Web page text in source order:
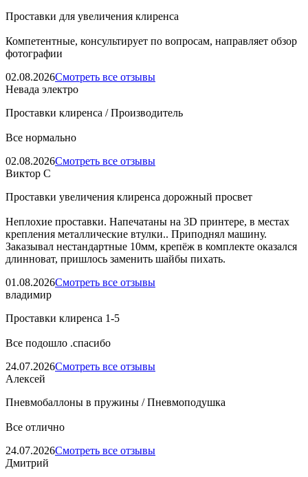
Проставки для увеличения клиренса
Компетентные, консультирует по вопросам, направляет обзор
фотографии
02.08.2026Смотреть все отзывы
Невада электро
Проставки клиренса / Производитель
Все нормально
02.08.2026Смотреть все отзывы
Виктор С
Проставки увеличения клиренса дорожный просвет
Неплохие проставки. Напечатаны на 3D принтере, в местах
крепления металлические втулки.. Приподнял машину.
Заказывал нестандартные 10мм, крепёж в комплекте оказался
длинноват, пришлось заменить шайбы пихать.
01.08.2026Смотреть все отзывы
владимир
Проставки клиренса 1-5
Все подошло .спасибо
24.07.2026Смотреть все отзывы
Алексей
Пневмобаллоны в пружины / Пневмоподушка
Все отлично
24.07.2026Смотреть все отзывы
Дмитрий